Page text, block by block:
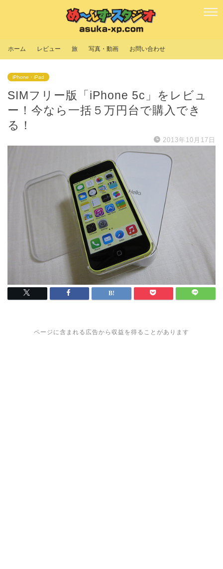
ホーム レビュー 旅 写真・動画 お問い合わせ
iPhone・iPad
SIMフリー版「iPhone 5c」をレビュ
ー！今なら一括５万円台で購入でき
る！
2013年10月17日
ページに含まれる広告から収益を得ることがあります